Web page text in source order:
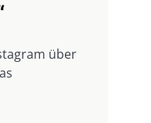
über